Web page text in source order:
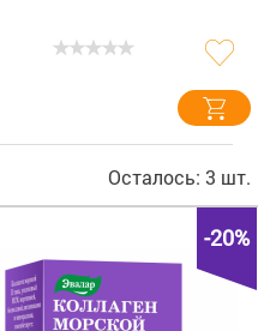
Осталось: 3 шт.
-20%